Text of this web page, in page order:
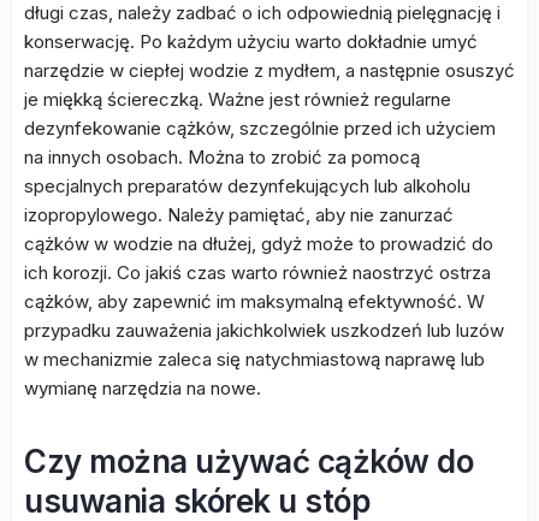
długi czas, należy zadbać o ich odpowiednią pielęgnację i
konserwację. Po każdym użyciu warto dokładnie umyć
narzędzie w ciepłej wodzie z mydłem, a następnie osuszyć
je miękką ściereczką. Ważne jest również regularne
dezynfekowanie cążków, szczególnie przed ich użyciem
na innych osobach. Można to zrobić za pomocą
specjalnych preparatów dezynfekujących lub alkoholu
izopropylowego. Należy pamiętać, aby nie zanurzać
cążków w wodzie na dłużej, gdyż może to prowadzić do
ich korozji. Co jakiś czas warto również naostrzyć ostrza
cążków, aby zapewnić im maksymalną efektywność. W
przypadku zauważenia jakichkolwiek uszkodzeń lub luzów
w mechanizmie zaleca się natychmiastową naprawę lub
wymianę narzędzia na nowe.
Czy można używać cążków do
usuwania skórek u stóp